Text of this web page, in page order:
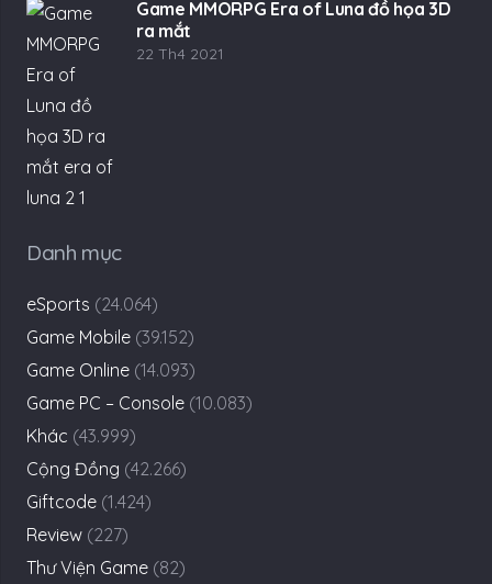
Game MMORPG Era of Luna đồ họa 3D
ra mắt
22 Th4 2021
Danh mục
eSports (24.064)
Game Mobile (39.152)
Game Online (14.093)
Game PC – Console (10.083)
Khác (43.999)
Cộng Đồng (42.266)
Giftcode (1.424)
Review (227)
Thư Viện Game (82)